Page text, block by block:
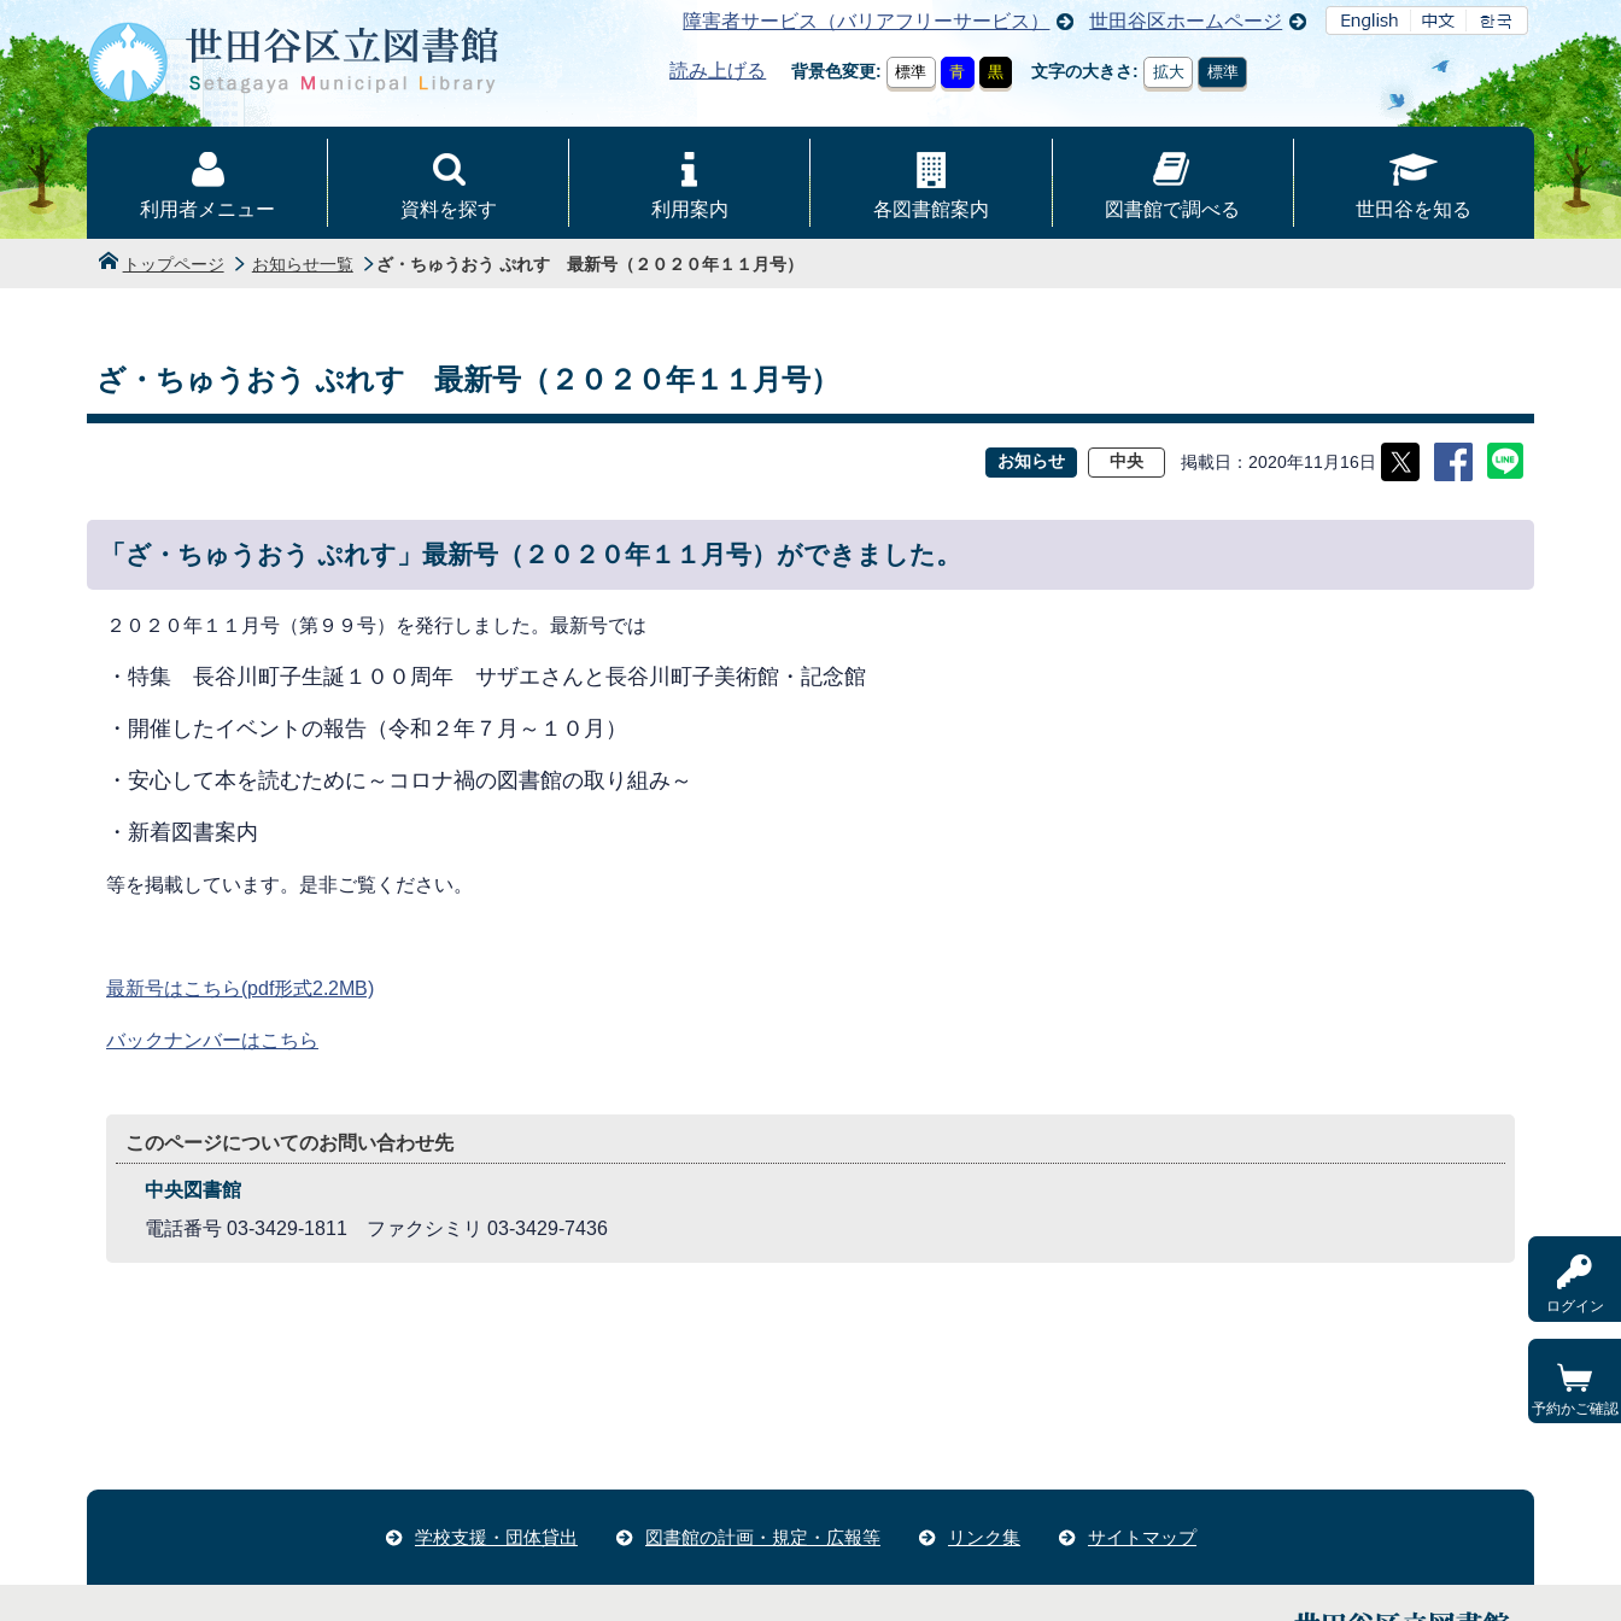
本文へ
障害者サービス（バリアフリーサービス） 世田谷区ホームページ
読み上げる 背景色変更 標準 青 黒 文字の大きさ 拡大 標準
ログイン
予約かご確認
利用者メニュー 資料を探す 利用案内 各図書館案内 図書館で調べる 世田谷を知る
トップページ お知らせ一覧 ざ・ちゅうおう ぷれす 最新号（２０２０年１１月号）
ざ・ちゅうおう ぷれす 最新号（２０２０年１１月号）
お知らせ 中央 掲載日 2020年11月16日
「ざ・ちゅうおう ぷれす」最新号（２０２０年１１月号）ができました。
２０２０年１１月号（第９９号）を発行しました。最新号では
・特集 長谷川町子生誕１００周年 サザエさんと長谷川町子美術館・記念館
・開催したイベントの報告（令和２ 年７月～１０月）
・安心して本を読むために～コロナ禍の図書館の取り組み～
・新着図書案内
等を掲載しています。是非ご覧ください。
最新号はこちら(pdf形式2.2MB)
バックナンバーはこちら
このページについてのお問い合わせ先
中央図書館
電話番号 03-3429-1811 ファクシミリ 03-3429-7436
学校支援・団体貸出 図書館の計画・規定・広報等 リンク集 サイトマップ